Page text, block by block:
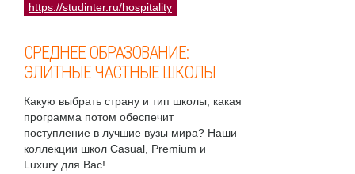
https://studinter.ru/hospitality
СРЕДНЕЕ ОБРАЗОВАНИЕ:
ЭЛИТНЫЕ ЧАСТНЫЕ ШКОЛЫ
Какую выбрать страну и тип школы, какая
программа потом обеспечит
поступление в лучшие вузы мира? Наши
коллекции школ Casual, Premium и
Luxury для Вас!